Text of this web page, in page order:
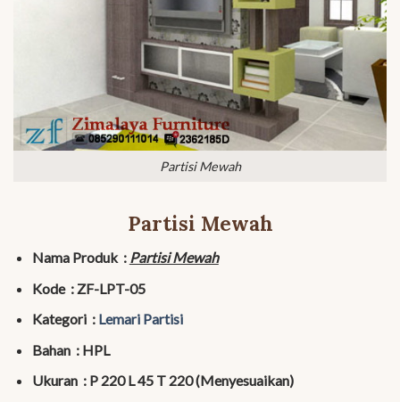
Partisi Mewah
Partisi Mewah
Nama Produk : Partisi Mewah
Kode : ZF-LPT-05
Kategori : Lemari Partisi
Bahan : HPL
Ukuran : P 220 L 45 T 220 (Menyesuaikan)